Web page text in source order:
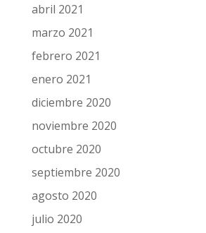
abril 2021
marzo 2021
febrero 2021
enero 2021
diciembre 2020
noviembre 2020
octubre 2020
septiembre 2020
agosto 2020
julio 2020